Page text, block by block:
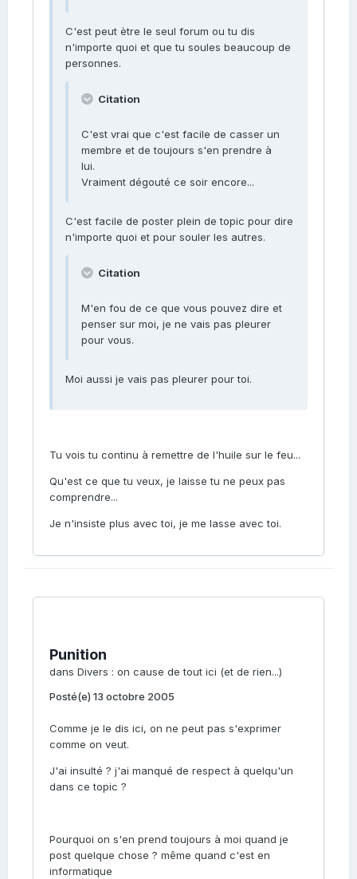
C'est peut ètre le seul forum ou tu dis
n'importe quoi et que tu soules beaucoup de
personnes.
Citation
C'est vrai que c'est facile de casser un
membre et de toujours s'en prendre à
lui.
Vraiment dégouté ce soir encore...
C'est facile de poster plein de topic pour dire
n'importe quoi et pour souler les autres.
Citation
M'en fou de ce que vous pouvez dire et
penser sur moi, je ne vais pas pleurer
pour vous.
Moi aussi je vais pas pleurer pour toi.
Tu vois tu continu à remettre de l'huile sur le feu...
Qu'est ce que tu veux, je laisse tu ne peux pas
comprendre...
Je n'insiste plus avec toi, je me lasse avec toi.
Punition
dans Divers : on cause de tout ici (et de rien...)
Posté(e) 13 octobre 2005
Comme je le dis ici, on ne peut pas s'exprimer
comme on veut.
J'ai insulté ? j'ai manqué de respect à quelqu'un
dans ce topic ?
Pourquoi on s'en prend toujours à moi quand je
post quelque chose ? même quand c'est en
informatique